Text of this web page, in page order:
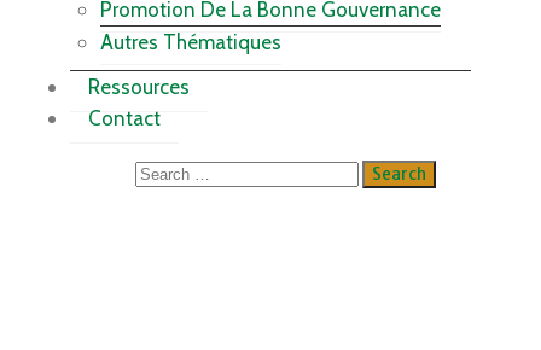
Promotion De La Bonne Gouvernance
Autres Thématiques
Ressources
Contact